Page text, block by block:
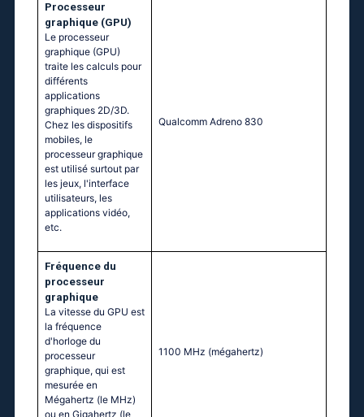
Processeur
graphique (GPU)
Le processeur
graphique (GPU)
traite les calculs pour
différents
applications
graphiques 2D/3D.
Chez les dispositifs
mobiles, le
processeur graphique
est utilisé surtout par
les jeux, l'interface
utilisateurs, les
applications vidéo,
etc.
Qualcomm Adreno 830
Fréquence du
processeur
graphique
La vitesse du GPU est
la fréquence
d'horloge du
processeur
graphique, qui est
mesurée en
Mégahertz (le MHz)
ou en Gigahertz (le
1100 MHz (mégahertz)